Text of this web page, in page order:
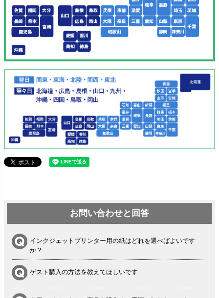
お問い合わせと回答
インクジェットプリンター用の紙はどれを選べばよいです
か？
ゲスト購入の方法を教えてほしいです